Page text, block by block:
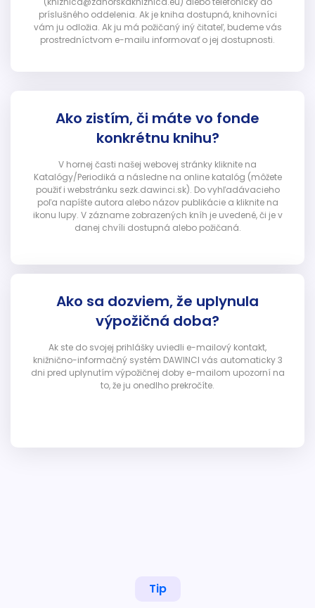
príslušného oddelenia. Ak je kniha dostupná, knihovníci
vám ju odložia. Ak ju má požičaný iný čitateľ, budeme vás
prostredníctvom e-mailu informovať o jej dostupnosti.
Ako zistím, či máte vo fonde
konkrétnu knihu?
V hornej časti našej webovej stránky kliknite na
Katalógy/Periodiká a následne na online katalóg (môžete
použiť i webstránku sezk.dawinci.sk). Do vyhľadávacieho
poľa napíšte autora alebo názov publikácie a kliknite na
ikonu lupy. V zázname zobrazených kníh je uvedené, či je v
danej chvíli dostupná alebo požičaná.
Ako sa dozviem, že uplynula
výpožičná doba?
Ak ste do svojej prihlášky uviedli e-mailový kontakt,
knižnično-informačný systém DAWINCI vás automaticky 3
dni pred uplynutím výpožičnej doby e-mailom upozorní na
to, že ju onedlho prekročíte.
Tip